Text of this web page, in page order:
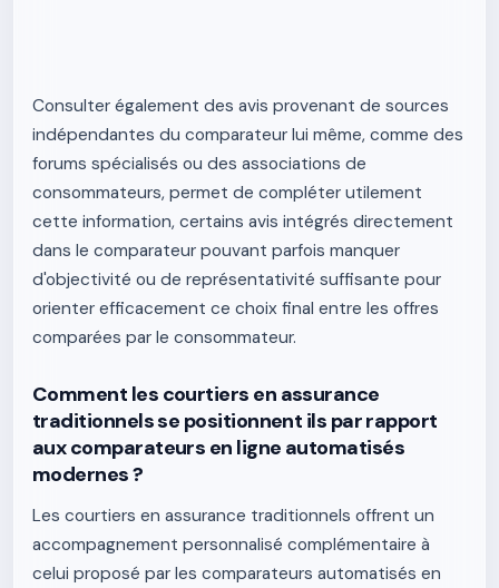
Consulter également des avis provenant de sources
indépendantes du comparateur lui même, comme des
forums spécialisés ou des associations de
consommateurs, permet de compléter utilement
cette information, certains avis intégrés directement
dans le comparateur pouvant parfois manquer
d'objectivité ou de représentativité suffisante pour
orienter efficacement ce choix final entre les offres
comparées par le consommateur.
Comment les courtiers en assurance
traditionnels se positionnent ils par rapport
aux comparateurs en ligne automatisés
modernes ?
Les courtiers en assurance traditionnels offrent un
accompagnement personnalisé complémentaire à
celui proposé par les comparateurs automatisés en